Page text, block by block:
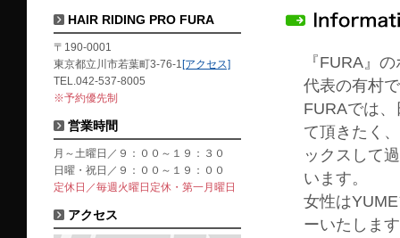
『FURA』
代表の有村
FURAでは
て頂きたく
ックスして
います。
女性は
ーいたしま
HAIR RIDING PRO FURA
〒190-0001
東京都立川市若葉町3-76-1 [アクセス]
TEL.042-537-8005
※予約優先制
営業時間
月～土曜日／９：００～１９：３０
日曜・祝日／９：００～１９：００
定休日／毎週火曜日定休・第一月曜日
アクセス